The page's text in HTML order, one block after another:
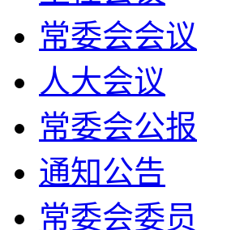
常委会会议
人大会议
常委会公报
通知公告
常委会委员